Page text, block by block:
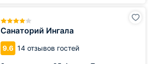
Санаторий Ингала
9.6 14 отзывов гостей